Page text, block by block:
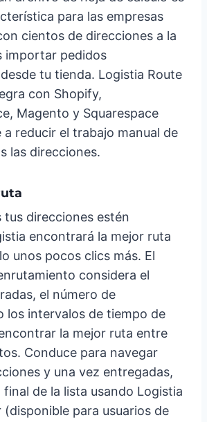
para las empresas
cientos de direcciones a la
importar pedidos
tu tienda. Logistia Route
con Shopify,
Magento y Squarespace
reducir el trabajo manual de
las direcciones.
tus direcciones estén
encontrará la mejor ruta
unos pocos clics más. El
considera el
el número de
los intervalos de tiempo de
la mejor ruta entre
Conduce para navegar
y una vez entregadas,
final de la lista usando Logistia
(disponible para usuarios de